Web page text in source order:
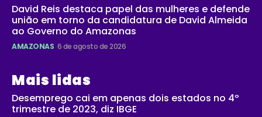
David Reis destaca papel das mulheres e defende
união em torno da candidatura de David Almeida
ao Governo do Amazonas
AMAZONAS 6 de agosto de 2026
Mais lidas
Desemprego cai em apenas dois estados no 4º
trimestre de 2023, diz IBGE